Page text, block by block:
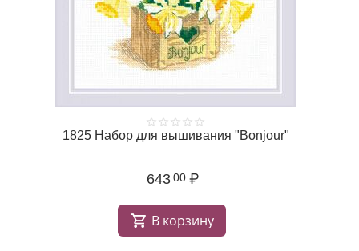
1825 Набор для вышивания "Bonjour"
643 00 ₽
В корзину